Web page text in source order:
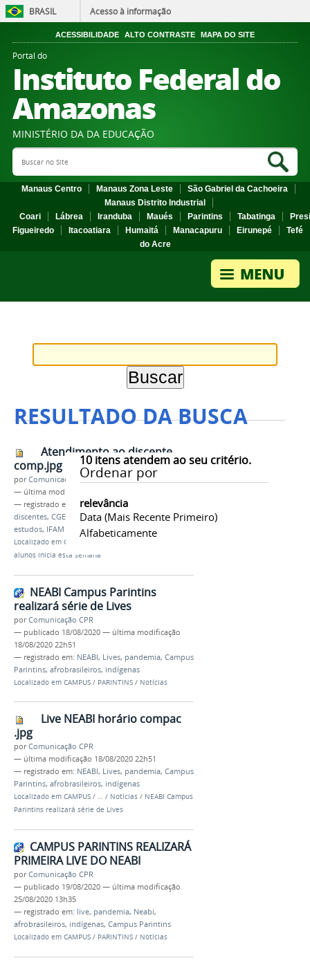
BRASIL Acesso à informação
ACESSIBILIDADE ALTO CONTRASTE MAPA DO SITE
Portal do
Instituto Federal do
Amazonas
MINISTÉRIO DA DA EDUCAÇÃO
Search Site
Manaus Centro Manaus Zona Leste
São Gabriel da Cachoeira
Manaus Distrito Industrial
Coari
Lábrea Iranduba Maués Parintins Tabatinga
Figueiredo
Itacoatiara Humaitá Manacapuru Eirunepé
Tefé
do Acre
RESULTADO DA BUSCA
10itens atendem ao seu critério.
Ordenar por
relevância
Data (mais Recente Primeiro)
Alfabeticamente
Atendimento ao discente
comp.jpg
porComunicação CPR
— última modificação
— registrado em:
atendimento a alunos
discentes, CGE pandemia,COVID 19,plano de
estudos, IFAM Campus Parintins
Localizado em CAMPUS
alunos inicia esta semana
NEABI Campus Parintins
realizará série de Lives
porComunicação CPR
— publicado 18/08/2020 — última modificação
18/08/2020 22h51
— registrado em: NEABI, Lives, pandemia, Campus
Parintins, afrobrasileiros, indígenas
Localizado em CAMPUS / PARINTINS / Notícias
Live NEABI horário compac
.jpg
porComunicação CPR
— última modificação 18/08/2020 22h51
— registrado em: NEABI, Lives, pandemia, Campus
Parintins, afrobrasileiros, indígenas
Localizado em CAMPUS / … / Notícias / NEABI Campus
Parintins realizará série de Lives
CAMPUS PARINTINS REALIZARÁ
PRIMEIRA LIVE DO NEABI
porComunicação CPR
— publicado 19/08/2020 — última modificação
25/08/2020 13h35
— registrado em: live, pandemia, Neabi,
afrobrasileiros, indígenas, Campus Parintins
Localizado em CAMPUS / PARINTINS / Notícias